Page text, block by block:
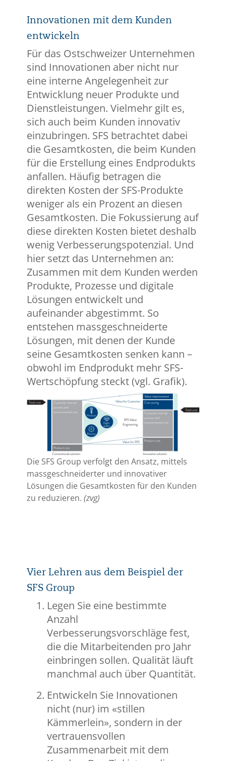
Innovationen mit dem Kunden
entwickeln
Für das Ostschweizer Unternehmen
sind Innovationen aber nicht nur
eine interne Angelegenheit zur
Entwicklung neuer Produkte und
Dienstleistungen. Vielmehr gilt es,
sich auch beim Kunden innovativ
einzubringen. SFS betrachtet dabei
die Gesamtkosten, die beim Kunden
für die Erstellung eines Endprodukts
anfallen. Häufig betragen die
direkten Kosten der SFS-Produkte
weniger als ein Prozent an diesen
Gesamtkosten. Die Fokussierung auf
diese direkten Kosten bietet deshalb
wenig Verbesserungspotenzial. Und
hier setzt das Unternehmen an:
Zusammen mit dem Kunden werden
Produkte, Prozesse und digitale
Lösungen entwickelt und
aufeinander abgestimmt. So
entstehen massgeschneiderte
Lösungen, mit denen der Kunde
seine Gesamtkosten senken kann –
obwohl im Endprodukt mehr SFS-
Wertschöpfung steckt (vgl. Grafik).
Die SFS Group verfolgt den Ansatz, mittels
massgeschneiderter und innovativer
Lösungen die Gesamtkosten für den Kunden
zu reduzieren. (zvg)
Vier Lehren aus dem Beispiel der
SFS Group
Legen Sie eine bestimmte
Anzahl
Verbesserungsvorschläge fest,
die die Mitarbeitenden pro Jahr
einbringen sollen. Qualität läuft
manchmal auch über Quantität.
Entwickeln Sie Innovationen
nicht (nur) im «stillen
Kämmerlein», sondern in der
vertrauensvollen
Zusammenarbeit mit dem